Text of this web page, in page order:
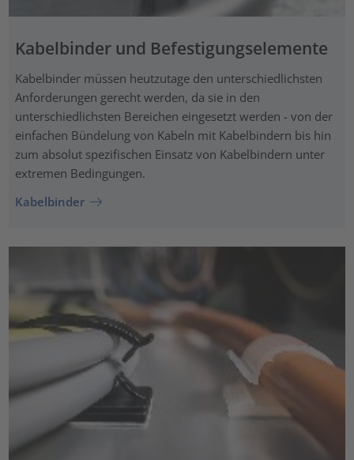
Kabelbinder und Befestigungselemente
Kabelbinder müssen heutzutage den unterschiedlichsten
Anforderungen gerecht werden, da sie in den
unterschiedlichsten Bereichen eingesetzt werden - von der
einfachen Bündelung von Kabeln mit Kabelbindern bis hin
zum absolut spezifischen Einsatz von Kabelbindern unter
extremen Bedingungen.
Kabelbinder